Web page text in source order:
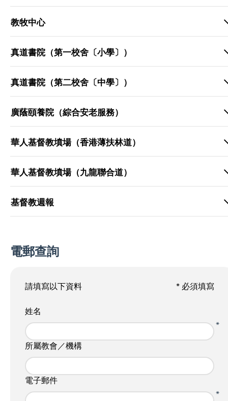
教牧中心
真道書院（第一校舍〔小學〕）
真道書院（第二校舍〔中學〕）
廣蔭頤養院（綜合安老服務）
華人基督教墳場（香港薄扶林道）
華人基督教墳場（九龍聯合道）
基督教週報
電郵查詢
請填寫以下資料 * 必須填寫
姓名
*
所屬教會／機構
電子郵件
*